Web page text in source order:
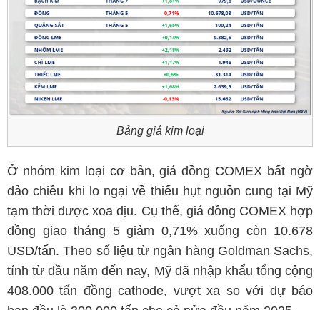
Bảng giá kim loại
Ở nhóm kim loại cơ bản, giá đồng COMEX bất ngờ
đảo chiều khi lo ngại về thiếu hụt nguồn cung tại Mỹ
tạm thời được xoa dịu. Cụ thể, giá đồng COMEX hợp
đồng giao tháng 5 giảm 0,71% xuống còn 10.678
USD/tấn. Theo số liệu từ ngân hàng Goldman Sachs,
tính từ đầu năm đến nay, Mỹ đã nhập khẩu tổng cộng
408.000 tấn đồng cathode, vượt xa so với dự báo